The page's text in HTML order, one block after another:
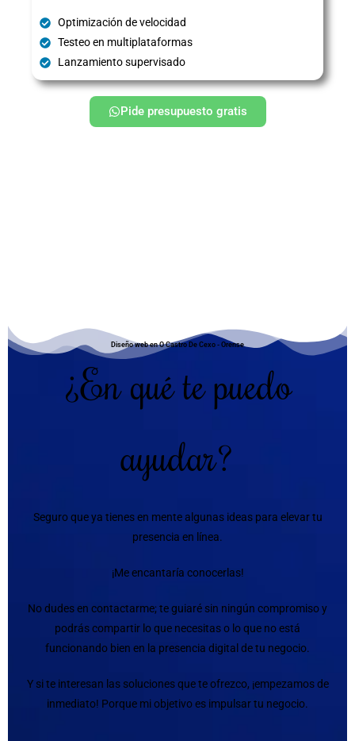
Optimización de velocidad
Testeo en multiplataformas
Lanzamiento supervisado
Pide presupuesto gratis
Diseño web en O Castro De Cexo - Orense
¿En qué te puedo
ayudar?
Seguro que ya tienes en mente algunas ideas para elevar tu
presencia en línea.
¡Me encantaría conocerlas!
No dudes en contactarme; te guiaré sin ningún compromiso y
podrás compartir lo que necesitas o lo que no está
funcionando bien en la presencia digital de tu negocio.
Y si te interesan las soluciones que te ofrezco, ¡empezamos de
inmediato! Porque mi objetivo es impulsar tu negocio.